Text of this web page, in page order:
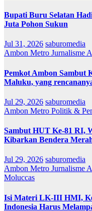
Bupati Buru Selatan
Juta Pohon Sukun
Jul 31, 2026 saburomedia
Ambon Metro Jurnalisme
Pemkot Ambon Sambut
Maluku, yang
Jul 29, 2026 saburomedia
Ambon Metro Politik &
Sambut HUT Ke-81 RI,
Kibarkan Bendera
Jul 29, 2026 saburomedia
Ambon Metro Jurnalisme
Moluccas
Isi Materi LK-III HMI,
Indonesia Harus